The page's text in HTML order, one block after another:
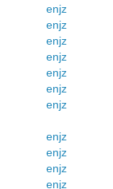
enjz
enjz
enjz
enjz
enjz
enjz
enjz
enjz
enjz
enjz
enjz